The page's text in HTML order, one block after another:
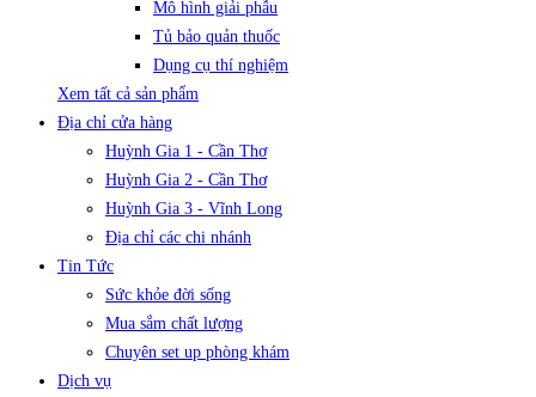
Mô hình giải phẫu
Tủ bảo quản thuốc
Dụng cụ thí nghiệm
Xem tất cả sản phẩm
Địa chỉ cửa hàng
Huỳnh Gia 1 - Cần Thơ
Huỳnh Gia 2 - Cần Thơ
Huỳnh Gia 3 - Vĩnh Long
Địa chỉ các chi nhánh
Tin Tức
Sức khỏe đời sống
Mua sắm chất lượng
Chuyên set up phòng khám
Dịch vụ